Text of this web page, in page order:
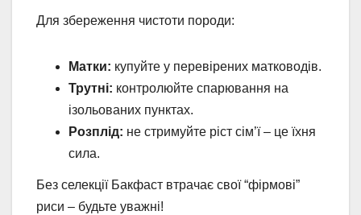
Для збереження чистоти породи:
Матки: купуйте у перевірених матководів.
Трутні: контролюйте спарювання на
ізольованих пунктах.
Розплід: не стримуйте ріст сім’ї – це їхня
сила.
Без селекції Бакфаст втрачає свої “фірмові”
риси – будьте уважні!